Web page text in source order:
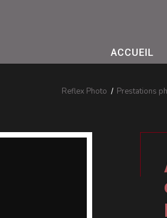
ACCUEIL
Reflex Photo Prestations